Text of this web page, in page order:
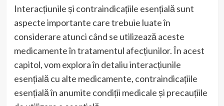
Interacțiunile și contraindicațiile esențială sunt
aspecte importante care trebuie luate în
considerare atunci când se utilizează aceste
medicamente în tratamentul afecțiunilor. În acest
capitol, vom explora în detaliu interacțiunile
esențială cu alte medicamente, contraindicațiile
esențială în anumite condiții medicale și precauțiile